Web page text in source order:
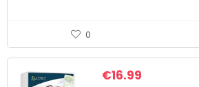
0
€16.99